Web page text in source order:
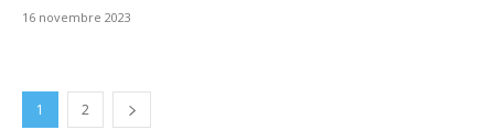
16 novembre 2023
1 2